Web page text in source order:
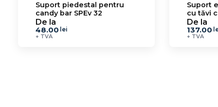
Suport piedestal pentru
candy bar SPEv 32
De la
48.00 lei
+ TVA
Suport
cu tăvi
35
De la
137.00
+ TVA